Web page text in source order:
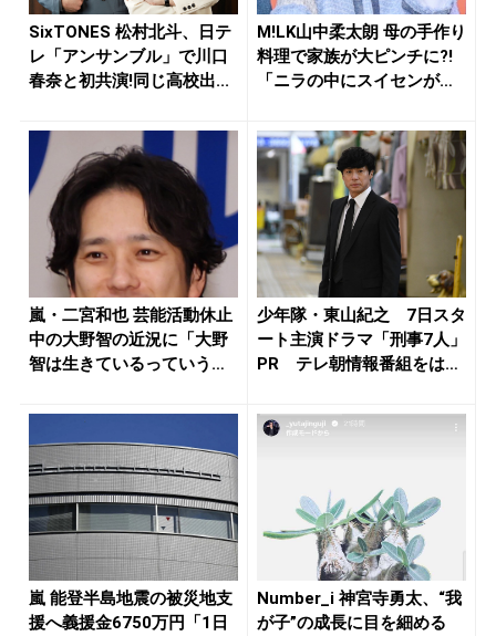
SixTONES 松村北斗、日テ
レ「アンサンブル」で川口
春奈と初共演!同じ高校出...
M!LK山中柔太朗 母の手作り
料理で家族が大ピンチに?!
「ニラの中にスイセンが
嵐・二宮和也 芸能活動休止
中の大野智の近況に「大野
智は生きているっていうの
少年隊・東山紀之 7日スタ
ート主演ドラマ「刑事7人」
PR テレ朝情報番組をはし
嵐 能登半島地震の被災地支
援へ義援金6750万円「1日
Number_i 神宮寺勇太、“我
が子”の成長に目を細める